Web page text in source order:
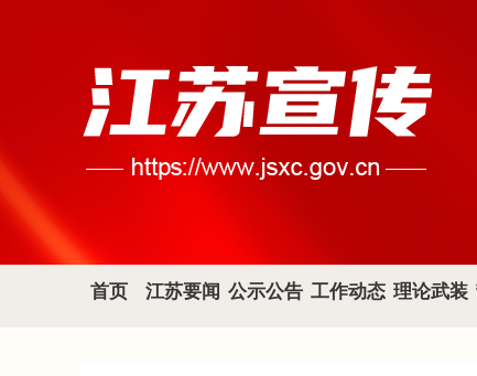
首页 江苏要闻 公示公告 工作动态 理论武装